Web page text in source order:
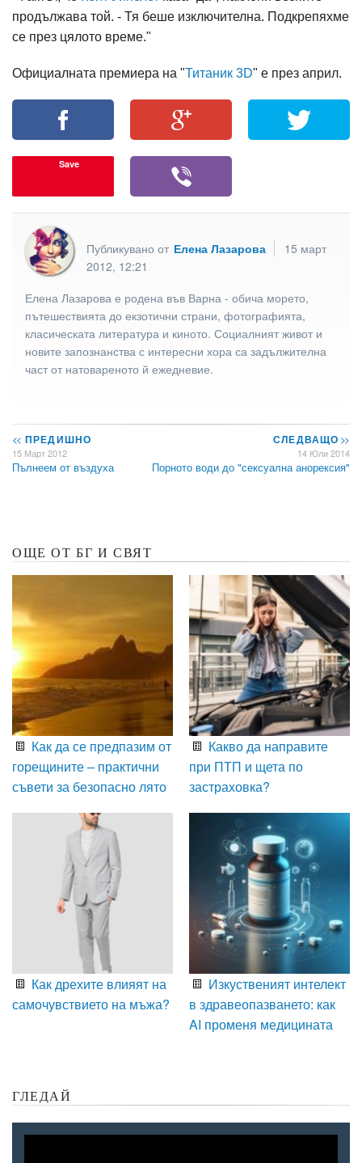
продължава той. - Тя беше изключителна. Подкрепяхме
се през цялото време."
Официалната премиера на "Титаник 3D" е през април.
Save
Публикувано от Елена Лазарова
15 март
2012, 12:21
Елена Лазарова е родена във Варна - обича морето,
пътешествията до екзотични страни, фотографията,
класическата литература и киното. Социалният живот и
новите запознанства с интересни хора са задължителна
част от натовареното й ежедневие.
<< ПРЕДИШНО
15 Март 2012
Пълнеем от въздуха
СЛЕДВАЩО>>
14 Юли 2014
Порното води до "сексуална анорексия"
ОЩЕ ОТ БГ И СВЯТ
Как да се предпазим от
горещините – практични
съвети за безопасно лято
Какво да направите
при ПТП и щета по
застраховка?
Как дрехите влияят на
самочувствието на мъжа?
Изкуственият интелект
в здравеопазването: как
AI променя медицината
ГЛЕДАЙ